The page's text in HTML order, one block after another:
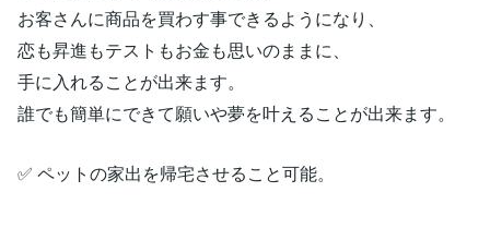
お客さんに商品を買わす事できるようになり、
恋も昇進もテストもお金も思いのままに、
手に入れることが出来ます。
誰でも簡単にできて願いや夢を叶えることが出来ます。
✅ ペットの家出を帰宅させること可能。